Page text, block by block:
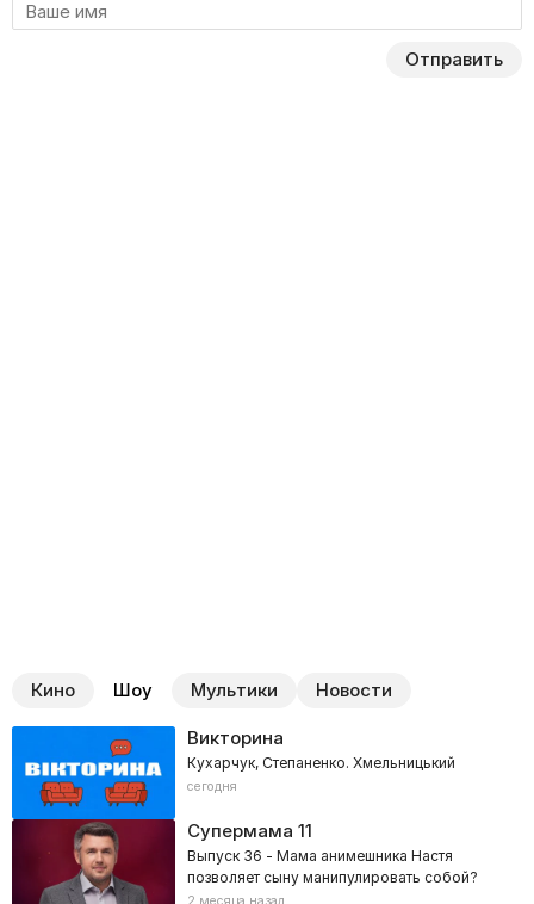
Отправить
Кино Шоу Мультики Новости
Викторина
Кухарчук, Степаненко. Хмельницький
сегодня
Супермама 11
Выпуск 36 - Мама анимешника Настя
позволяет сыну манипулировать собой?